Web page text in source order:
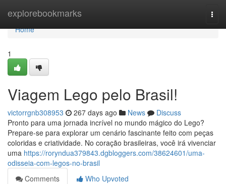
explorebookmarks
Home
Home
1
Viagem Lego pelo Brasil!
victorrgnb308953 267 days ago News
Discuss
Pronto para uma jornada incrível no mundo mágico do Lego?
Prepare-se para explorar um cenário fascinante feito com peças
coloridas e criatividade. No coração brasileiras, você irá vivenciar
uma https://roryndua379843.dgbloggers.com/38624601/uma-
odisseia-com-legos-no-brasil
Comments
Who Upvoted